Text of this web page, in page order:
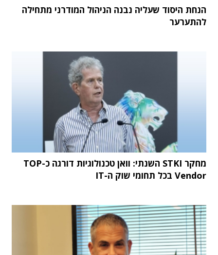
הנחת היסוד שעליה נבנה הניהול המודרני מתחילה
להתערער
מחקר STKI השנתי: וואן טכנולוגיות דורגה כ-TOP
Vendor בכל תחומי שוק ה-IT